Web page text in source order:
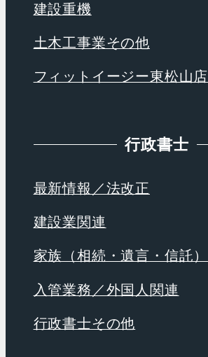
建設重機
土木工事業その他
フィットイージー東松山店
行政書士
最新情報／法改正
建設業関連
家族（相続・遺言・信託）
入管業務／外国人関連
行政書士その他